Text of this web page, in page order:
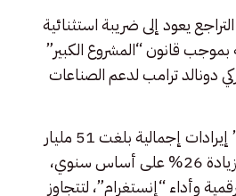
يعود إلى ضريبة استثنائية
بموجب قانون “المشروع الكبير”
دونالد ترامب لدعم الصناعات
ورغم ذلك، حققت “ميتا” إيرادات إجمالية بلغت 51 مليار
دولار خلال الربع الثالث، بزيادة 26% على أساس سنوي،
وأداء “إنستغرام”، لتتجاوز